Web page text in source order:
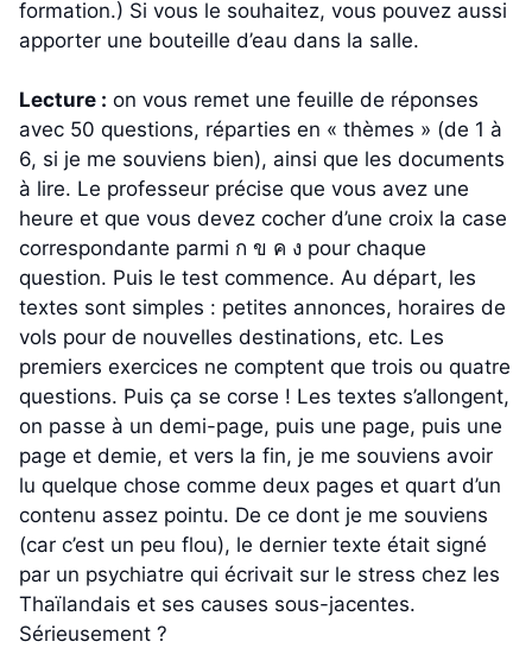
formation.) Si vous le souhaitez, vous pouvez aussi
apporter une bouteille d’eau dans la salle.
Lecture : on vous remet une feuille de réponses
avec 50 questions, réparties en « thèmes » (de 1 à
6, si je me souviens bien), ainsi que les documents
à lire. Le professeur précise que vous avez une
heure et que vous devez cocher d’une croix la case
correspondante parmi ก ข ค ง pour chaque
question. Puis le test commence. Au départ, les
textes sont simples : petites annonces, horaires de
vols pour de nouvelles destinations, etc. Les
premiers exercices ne comptent que trois ou quatre
questions. Puis ça se corse ! Les textes s’allongent,
on passe à un demi-page, puis une page, puis une
page et demie, et vers la fin, je me souviens avoir
lu quelque chose comme deux pages et quart d’un
contenu assez pointu. De ce dont je me souviens
(car c’est un peu flou), le dernier texte était signé
par un psychiatre qui écrivait sur le stress chez les
Thaïlandais et ses causes sous-jacentes.
Sérieusement ?